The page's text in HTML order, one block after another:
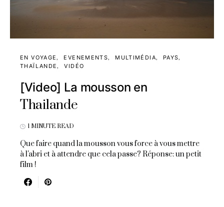
EN VOYAGE EVENEMENTS MULTIMÉDIA
PAYS
THAÏLANDE
VIDÉO
[Video] La mousson en
Thailande
1 MINUTE READ
Que faire quand la mousson vous force à vous mettre
à l'abri et à attendre que cela passe? Réponse: un petit
film !